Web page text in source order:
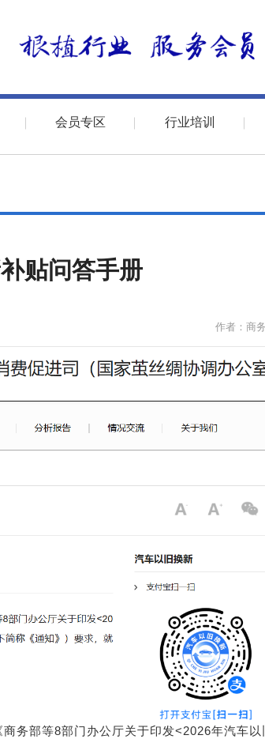
会员专区 行业培训
贴问答手册
作者：商
务部等8部门办公厅关于印发<2026年汽车以